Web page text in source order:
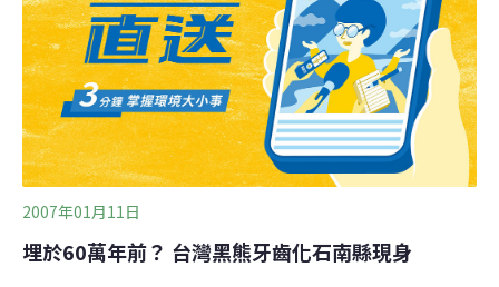
雙胞胎成功存活的首例。特生中心14日公布小熊生長紀錄
片，畫面裡兩隻小熊長相相同，小姐妹倆有如小孩，成天
嘻戲追逐，打打鬧鬧。楊吉宗說，兩姐妹非常幸運可以一
起成長，因為牠們每天一起打鬧，正是訓練求生技能的最
好機會。特生中心也觀察發現，Happy活潑好動，成天爬
上爬下，還會偷走Bi
2007年01月11日
埋於60萬年前？ 台灣黑熊牙齒化石南縣現身